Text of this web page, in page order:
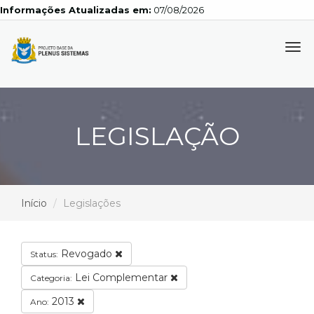
Atualizadas em: 07/08/2026
LEGISLAÇÃO
Início Legislações
Status: Revogado
Categoria: Lei Complementar
Ano: 2013